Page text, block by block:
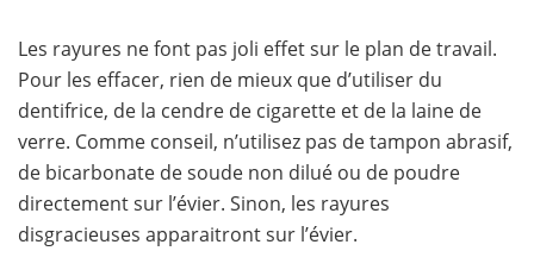
Les rayures ne font pas joli effet sur le plan de travail.
Pour les effacer, rien de mieux que d’utiliser du
dentifrice, de la cendre de cigarette et de la laine de
verre. Comme conseil, n’utilisez pas de tampon abrasif,
de bicarbonate de soude non dilué ou de poudre
directement sur l’évier. Sinon, les rayures
disgracieuses apparaitront sur l’évier.